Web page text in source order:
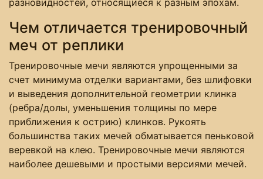
Чем отличается тренировочный
меч от реплики
Тренировочные мечи являются упрощенными за
счет минимума отделки вариантами, без шлифовки
и выведения дополнительной геометрии клинка
(ребра/долы, уменьшения толщины по мере
приближения к острию) клинков. Рукоять
большинства таких мечей обматывается пеньковой
веревкой на клею. Тренировочные мечи являются
наиболее дешевыми и простыми версиями мечей.